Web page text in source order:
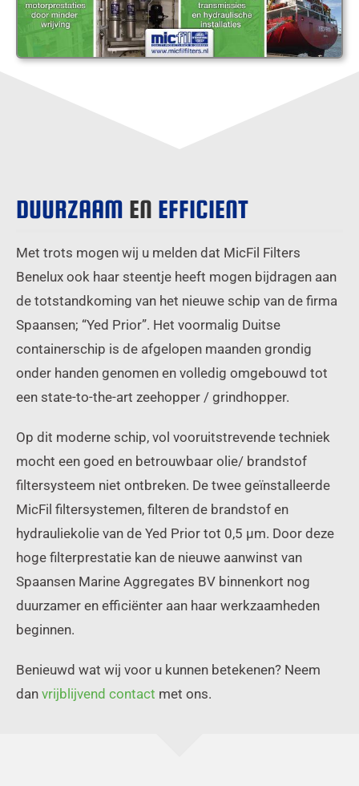
DUURZAAM EN EFFICIENT
Met trots mogen wij u melden dat MicFil Filters
Benelux ook haar steentje heeft mogen bijdragen aan
de totstandkoming van het nieuwe schip van de firma
Spaansen; “Yed Prior”. Het voormalig Duitse
containerschip is de afgelopen maanden grondig
onder handen genomen en volledig omgebouwd tot
een state-to-the-art zeehopper / grindhopper.
Op dit moderne schip, vol vooruitstrevende techniek
mocht een goed en betrouwbaar olie/ brandstof
filtersysteem niet ontbreken. De twee geïnstalleerde
MicFil filtersystemen, filteren de brandstof en
hydrauliekolie van de Yed Prior tot 0,5 μm. Door deze
hoge filterprestatie kan de nieuwe aanwinst van
Spaansen Marine Aggregates BV binnenkort nog
duurzamer en efficiënter aan haar werkzaamheden
beginnen.
Benieuwd wat wij voor u kunnen betekenen? Neem
dan vrijblijvend contact met ons.